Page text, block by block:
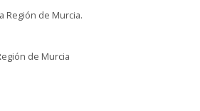
Región de Murcia.
de Murcia